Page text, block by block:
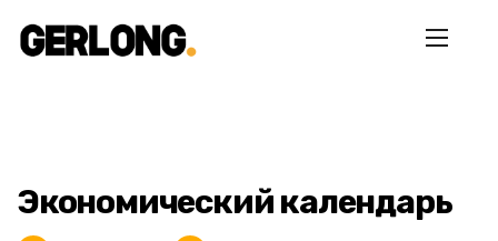
Экономический календарь